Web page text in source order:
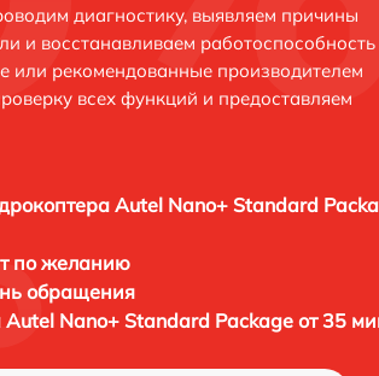
диагностику, выявляем причины
и восстанавливаем работоспособность
или рекомендованные производителем
всех функций и предоставляем
Autel Nano+ Standard
по желанию
обращения
Autel Nano+ Standard Package от 35